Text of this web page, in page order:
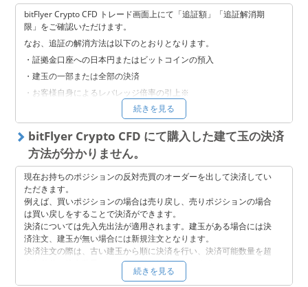
bitFlyer Crypto CFD トレード画面上にて「追証額」「追証解消期
限」をご確認いただけます。
なお、追証の解消方法は以下のとおりとなります。
・証拠金口座への日本円またはビットコインの預入
・建玉の一部または全部の決済
・お客様自身によるレバレッジ倍率の引上※
※ レバレッジ倍率を最大値未満で設定されている場合は引き上げる
ことで追証の解消が可能です。なお、レバレッジ倍率を最大値に選
択している場合には引き上げられません。例えば、レバレッジ 1 倍
の状態で追証ルールが適用され、その後、証拠金維持率が 55% とな
った場合、レバレッジを 2 倍に引き上げることで証拠金維持率は
110% となり、追証は解消されます。ただし、相場が継続して 5 %
以上変動した場合、証拠金維持率は再度 100% 未満となり、次回判
定時に証拠金維持ルールが適用される場合がありますのでご注意く
ださい。
また、追証発生後、上記以外の方法（相場の変動等）によりお客様
の証拠金維持率が 100% 以上となったとしても、追証の解消とはな
りませんのでご注意ください。相場が急激に変動した場合には、追
証ルールが適用される前又は適用中であってもロスカットルールが
続きを見る
bitFlyer Crypto CFD にて購入した建て玉の決済
方法が分かりません。
現在お持ちのポジションの反対売買のオーダーを出して決済してい
ただきます。
例えば、買いポジションの場合は売り戻し、売りポジションの場合
は買い戻しをすることで決済ができます。
決済については先入先出法が適用されます。建玉がある場合には決
済注文、建玉が無い場合には新規注文となります。
決済注文の際は、古い建玉から順に決済を行い、決済可能数量を超
えた差分の注文数量については新規注文となります。
詳しくはを以下をご参照ください。
続きを見る